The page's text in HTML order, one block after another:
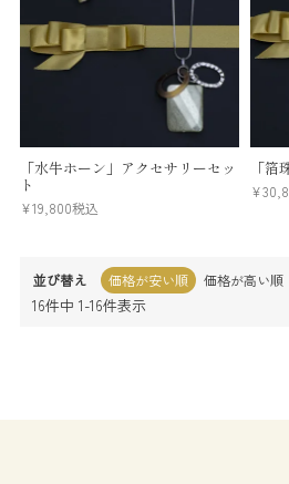
「水牛ホーン」アクセサリーセッ
ト
¥19,800税込
「
¥
並び替え 価格が安い順 価格が高い順
16件中 1-16件表示